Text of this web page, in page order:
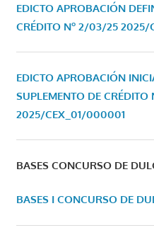
EDICTO APROBACIÓN
CRÉDITO Nº 2/03/25 2025/
EDICTO APROBACIÓN
SUPLEMENTO DE
2025/CEX_01/000001
BASES CONCURSO DE
BASES I CONCURSO DE